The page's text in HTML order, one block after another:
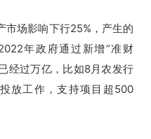
场影响下行25%，产生的
年政府通过新增“准财
经过万亿，比如8月农发行
放工作，支持项目超500